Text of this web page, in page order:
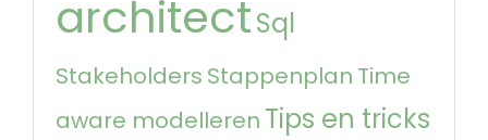
architectSql
Stakeholders Stappenplan Time
aware modelleren Tips en tricks